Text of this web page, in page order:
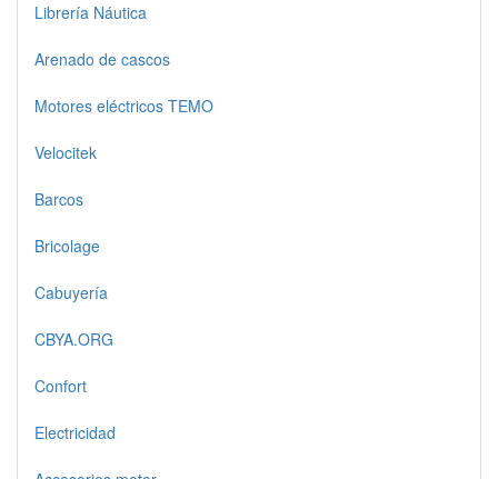
Librería Náutica
Arenado de cascos
Motores eléctricos TEMO
Velocitek
Barcos
Bricolage
Cabuyería
CBYA.ORG
Confort
Electricidad